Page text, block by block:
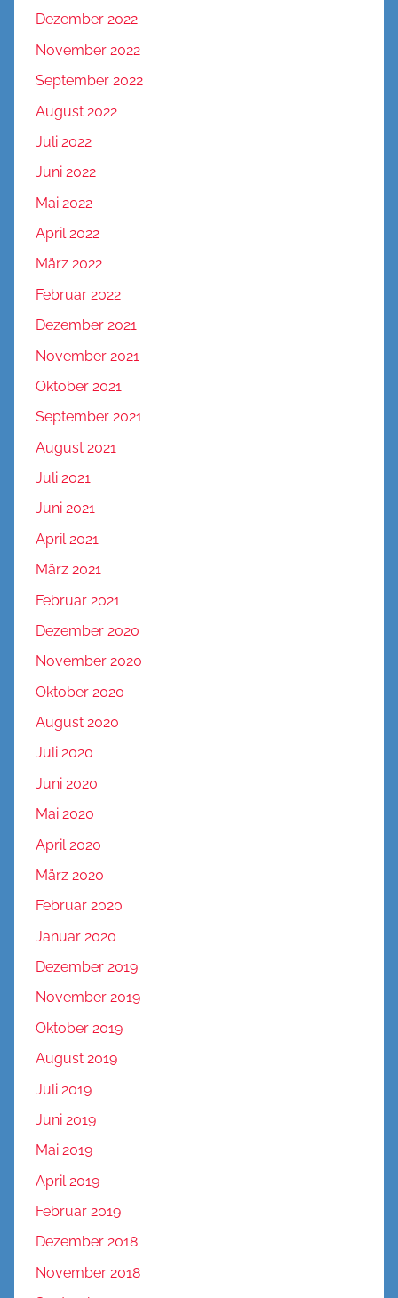
Dezember 2022
November 2022
September 2022
August 2022
Juli 2022
Juni 2022
Mai 2022
April 2022
März 2022
Februar 2022
Dezember 2021
November 2021
Oktober 2021
September 2021
August 2021
Juli 2021
Juni 2021
April 2021
März 2021
Februar 2021
Dezember 2020
November 2020
Oktober 2020
August 2020
Juli 2020
Juni 2020
Mai 2020
April 2020
März 2020
Februar 2020
Januar 2020
Dezember 2019
November 2019
Oktober 2019
August 2019
Juli 2019
Juni 2019
Mai 2019
April 2019
Februar 2019
Dezember 2018
November 2018